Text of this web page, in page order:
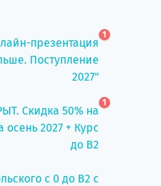
презентация
Поступление
2027"
1
Скидка 50% на
осень 2027 + Курс
до B2
1
с 0 до B2 с